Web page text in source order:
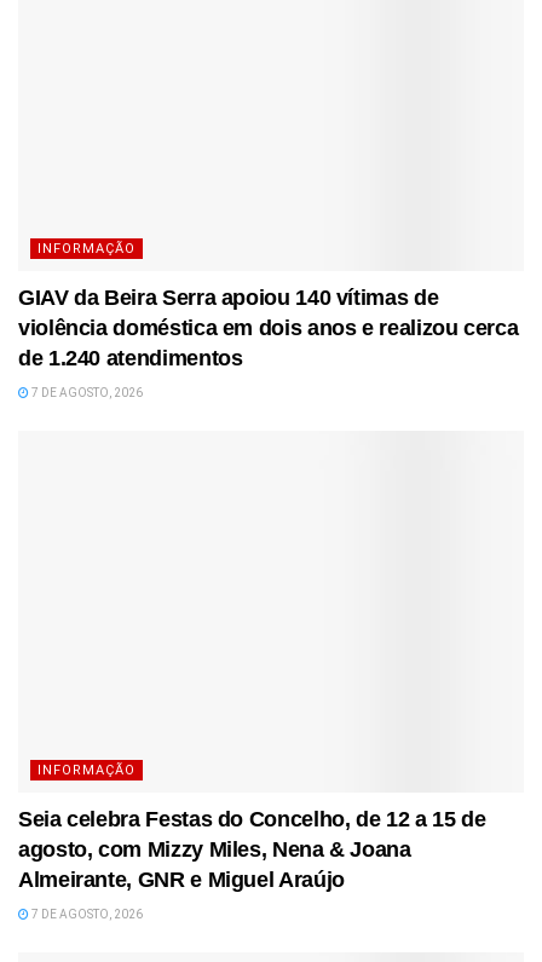
INFORMAÇÃO
GIAV da Beira Serra apoiou 140 vítimas de
violência doméstica em dois anos e realizou cerca
de 1.240 atendimentos
7 DE AGOSTO, 2026
INFORMAÇÃO
Seia celebra Festas do Concelho, de 12 a 15 de
agosto, com Mizzy Miles, Nena & Joana
Almeirante, GNR e Miguel Araújo
7 DE AGOSTO, 2026